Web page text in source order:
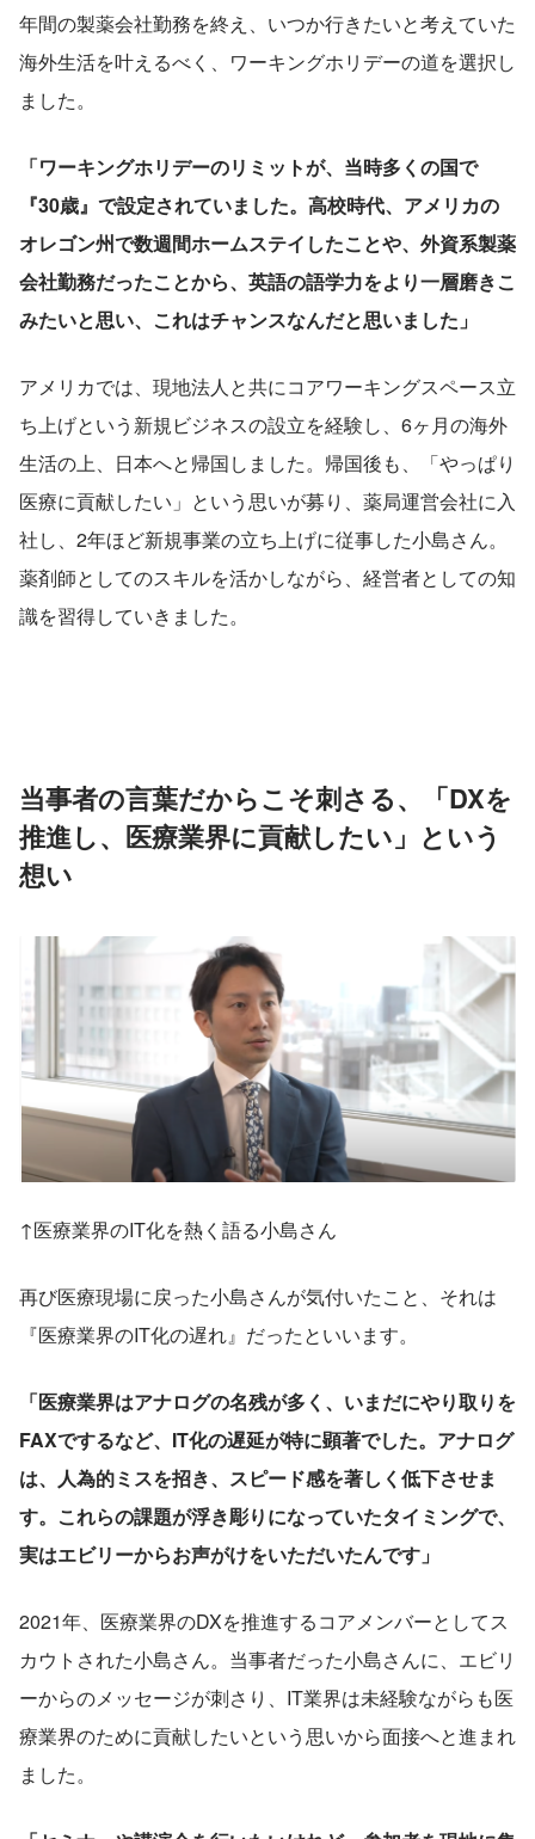
年間の製薬会社勤務を終え、いつか行きたいと考えていた
海外生活を叶えるべく、ワーキングホリデーの道を選択し
ました。
「ワーキングホリデーのリミットが、当時多くの国で
『30歳』で設定されていました。高校時代、アメリカの
オレゴン州で数週間ホームステイしたことや、外資系製薬
会社勤務だったことから、英語の語学力をより一層磨きこ
みたいと思い、これはチャンスなんだと思いました」
アメリカでは、現地法人と共にコアワーキングスペース立
ち上げという新規ビジネスの設立を経験し、6ヶ月の海外
生活の上、日本へと帰国しました。帰国後も、「やっぱり
医療に貢献したい」という思いが募り、薬局運営会社に入
社し、2年ほど新規事業の立ち上げに従事した小島さん。
薬剤師としてのスキルを活かしながら、経営者としての知
識を習得していきました。
当事者の言葉だからこそ刺さる、「DXを
推進し、医療業界に貢献したい」という
想い
↑医療業界のIT化を熱く語る小島さん
再び医療現場に戻った小島さんが気付いたこと、それは
『医療業界のIT化の遅れ』だったといいます。
「医療業界はアナログの名残が多く、いまだにやり取りを
FAXでするなど、IT化の遅延が特に顕著でした。アナログ
は、人為的ミスを招き、スピード感を著しく低下させま
す。これらの課題が浮き彫りになっていたタイミングで、
実はエビリーからお声がけをいただいたんです」
2021年、医療業界のDXを推進するコアメンバーとしてス
カウトされた小島さん。当事者だった小島さんに、エビリ
ーからのメッセージが刺さり、IT業界は未経験ながらも医
療業界のために貢献したいという思いから面接へと進まれ
ました。